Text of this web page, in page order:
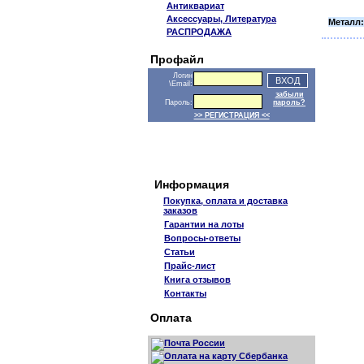
Антиквариат
Аксессуары, Литература
РАСПРОДАЖА
Профайл
Логин
\Email:
Пароль:
забыли
пароль?
>> РЕГИСТРАЦИЯ <<
Информация
Покупка, оплата и доставка
заказов
Гарантии на лоты
Вопросы-ответы
Статьи
Прайс-лист
Книга отзывов
Контакты
Оплата
Металл: